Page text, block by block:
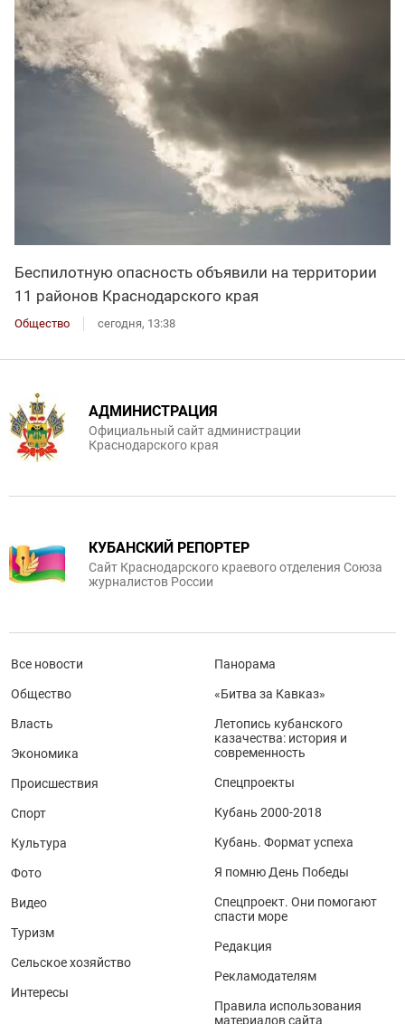
Беспилотную опасность объявили на территории
11 районов Краснодарского края
Общество сегодня, 13:38
АДМИНИСТРАЦИЯ
Официальный сайт администрации
Краснодарского края
КУБАНСКИЙ РЕПОРТЕР
Сайт Краснодарского краевого отделения Союза
журналистов России
Все новости
Общество
Власть
Экономика
Происшествия
Спорт
Культура
Фото
Видео
Туризм
Сельское хозяйство
Интересы
Панорама
«Битва за Кавказ»
Летопись кубанского
казачества: история и
современность
Спецпроекты
Кубань 2000-2018
Кубань. Формат успеха
Я помню День Победы
Спецпроект. Они помогают
спасти море
Редакция
Рекламодателям
Правила использования
материалов сайта